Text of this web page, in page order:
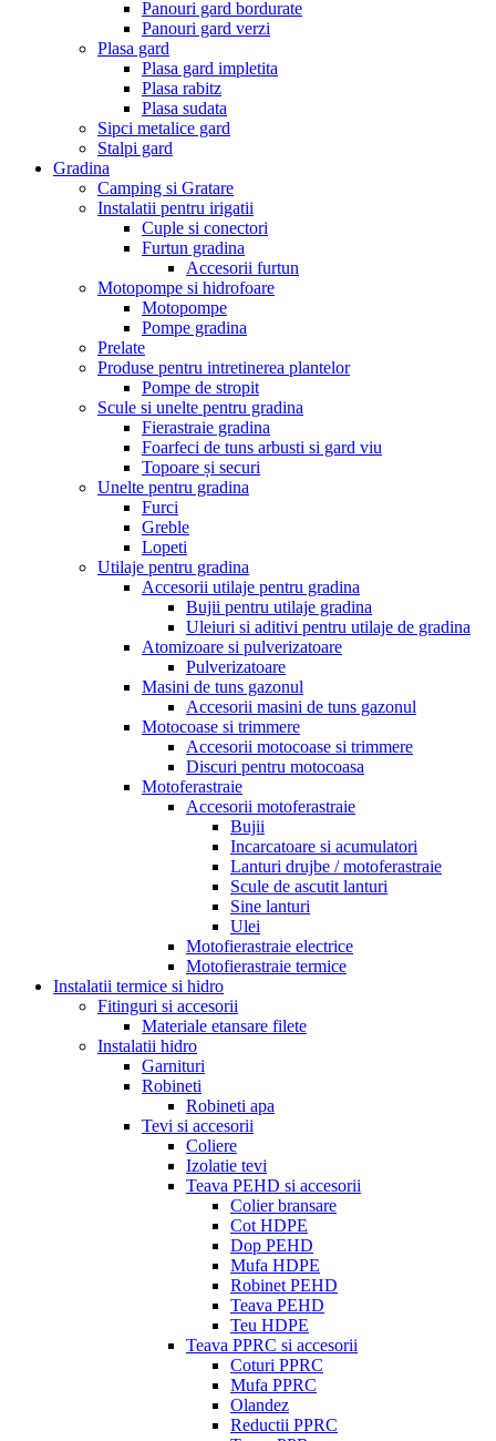
Panouri gard bordurate
Panouri gard verzi
Plasa gard
Plasa gard impletita
Plasa rabitz
Plasa sudata
Sipci metalice gard
Stalpi gard
Gradina
Camping si Gratare
Instalatii pentru irigatii
Cuple si conectori
Furtun gradina
Accesorii furtun
Motopompe si hidrofoare
Motopompe
Pompe gradina
Prelate
Produse pentru intretinerea plantelor
Pompe de stropit
Scule si unelte pentru gradina
Fierastraie gradina
Foarfeci de tuns arbusti si gard viu
Topoare și securi
Unelte pentru gradina
Furci
Greble
Lopeti
Utilaje pentru gradina
Accesorii utilaje pentru gradina
Bujii pentru utilaje gradina
Uleiuri si aditivi pentru utilaje de gradina
Atomizoare si pulverizatoare
Pulverizatoare
Masini de tuns gazonul
Accesorii masini de tuns gazonul
Motocoase si trimmere
Accesorii motocoase si trimmere
Discuri pentru motocoasa
Motoferastraie
Accesorii motoferastraie
Bujii
Incarcatoare si acumulatori
Lanturi drujbe / motoferastraie
Scule de ascutit lanturi
Sine lanturi
Ulei
Motofierastraie electrice
Motofierastraie termice
Instalatii termice si hidro
Fitinguri si accesorii
Materiale etansare filete
Instalatii hidro
Garnituri
Robineti
Robineti apa
Tevi si accesorii
Coliere
Izolatie tevi
Teava PEHD si accesorii
Colier bransare
Cot HDPE
Dop PEHD
Mufa HDPE
Robinet PEHD
Teava PEHD
Teu HDPE
Teava PPRC si accesorii
Coturi PPRC
Mufa PPRC
Olandez
Reductii PPRC